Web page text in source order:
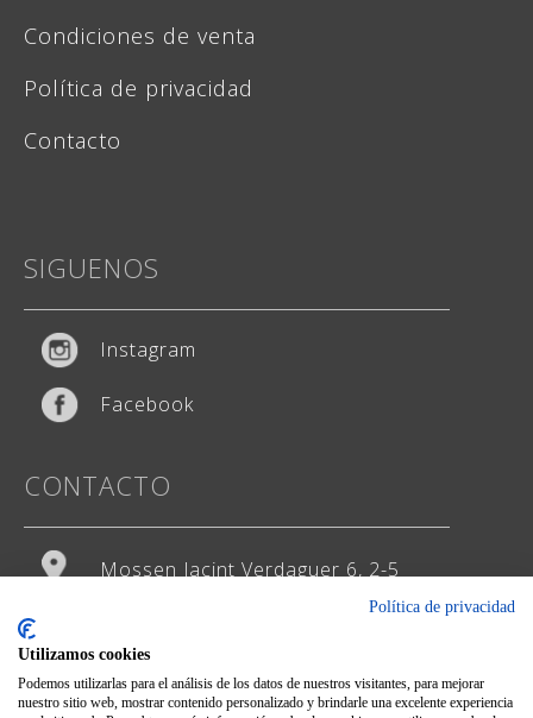
Condiciones de venta
Política de privacidad
Contacto
SIGUENOS
Instagram
Facebook
CONTACTO
Mossen Jacint Verdaguer 6, 2-5
hola@weddingstudio.es
Política de privacidad
Utilizamos cookies
Podemos utilizarlas para el análisis de los datos de nuestros visitantes, para mejorar
nuestro sitio web, mostrar contenido personalizado y brindarle una excelente experiencia